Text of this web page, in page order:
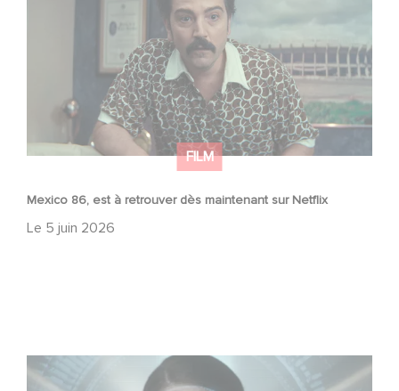
FILM
Mexico 86, est à retrouver dès maintenant sur Netflix
Le 5 juin 2026
La nouvelle production Gaumont USA : « Futuro Desierto